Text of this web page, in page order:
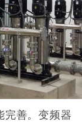
完善。变频器